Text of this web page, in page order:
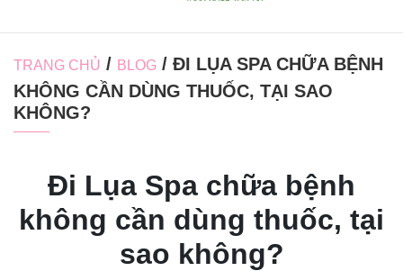
TRANG CHỦ / BLOG / ĐI LỤA SPA CHỮA BỆNH
KHÔNG CẦN DÙNG THUỐC, TẠI SAO
KHÔNG?
Đi Lụa Spa chữa bệnh
không cần dùng thuốc, tại
sao không?